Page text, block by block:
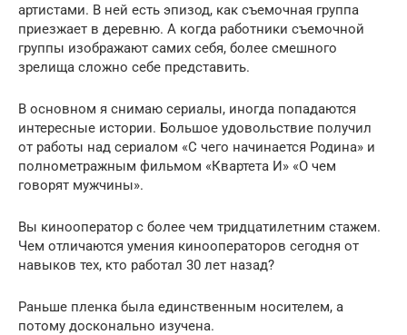
артистами. В ней есть эпизод, как съемочная группа
приезжает в деревню. А когда работники съемочной
группы изображают самих себя, более смешного
зрелища сложно себе представить.
В основном я снимаю сериалы, иногда попадаются
интересные истории. Большое удовольствие получил
от работы над сериалом «С чего начинается Родина» и
полнометражным фильмом «Квартета И» «О чем
говорят мужчины».
Вы кинооператор с более чем тридцатилетним стажем.
Чем отличаются умения кинооператоров сегодня от
навыков тех, кто работал 30 лет назад?
Раньше пленка была единственным носителем, а
потому досконально изучена.